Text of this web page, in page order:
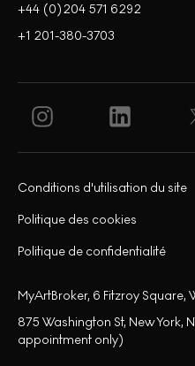
+44 (0)204 571 6292
+1 201-380-3703
Politique de confidentialité
Politique des cookies
Conditions d'utilisation du site
MyArtBroker, 6 Fitzroy
875 Washington St, New York,
appointment only)